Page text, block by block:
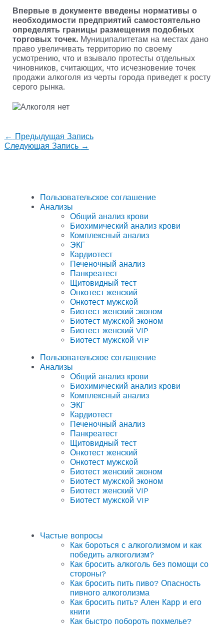
Впервые в документе введены нормативы о
необходимости предприятий самостоятельно
определять границы размещения подобных
торговых точек. Муниципалитетам на местах дано
право увеличивать территорию по своему
усмотрению, что и взывало протесты отдельных
чиновников, считающих, что исчезновение точек
продажи алкоголя из черты города приведет к росту
серого рынка.
← Предыдущая Запись
Следующая Запись →
Пользовательское соглашение
Анализы
Общий анализ крови
Биохимический анализ крови
Комплексный анализ
ЭКГ
Кардиотест
Печеночный анализ
Панкреатест
Щитовидный тест
Онкотест женский
Онкотест мужской
Биотест женский эконом
Биотест мужской эконом
Биотест женский VIP
Биотест мужской VIP
Пользовательское соглашение
Анализы
Общий анализ крови
Биохимический анализ крови
Комплексный анализ
ЭКГ
Кардиотест
Печеночный анализ
Панкреатест
Щитовидный тест
Онкотест женский
Онкотест мужской
Биотест женский эконом
Биотест мужской эконом
Биотест женский VIP
Биотест мужской VIP
Частые вопросы
Как бороться с алкоголизмом и как
победить алкоголизм?
Как бросить алкоголь без помощи со
стороны?
Как бросить пить пиво? Опасность
пивного алкоголизма
Как бросить пить? Ален Карр и его
книги
Как быстро побороть похмелье?